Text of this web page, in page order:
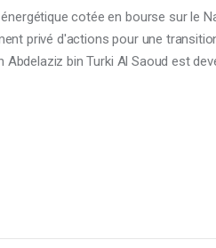
cotée en bourse sur le
privé d'actions pour une
bin Turki Al Saoud est